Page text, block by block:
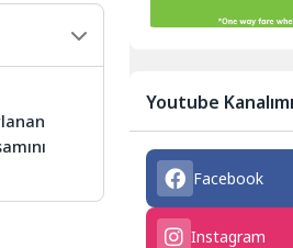
Youtube
Facebook
Instagram